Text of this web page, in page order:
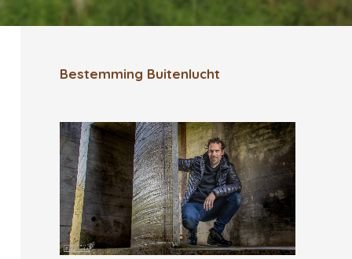
Bestemming Buitenlucht